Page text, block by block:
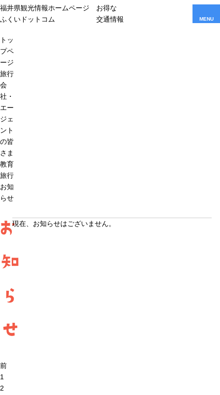
福井県観光情報ホームページ
ふくいドットコム
お得な
交通情報
MENU
トッ
プペ
ージ
旅行
会
社・
エー
ジェ
ント
の皆
さま
教育
旅行
お知
らせ
知
ら
せ
現在、お知らせはございません。
前
1
2